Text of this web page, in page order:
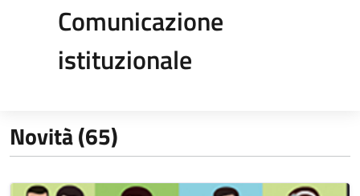
Comunicazione
istituzionale
Novità (65)